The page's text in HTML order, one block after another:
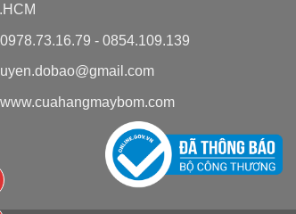
0978.73.16.79 - 0854.109.139
uyen.dobao@gmail.com
www.cuahangmaybom.com